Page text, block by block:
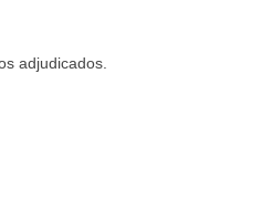
adjudicados.